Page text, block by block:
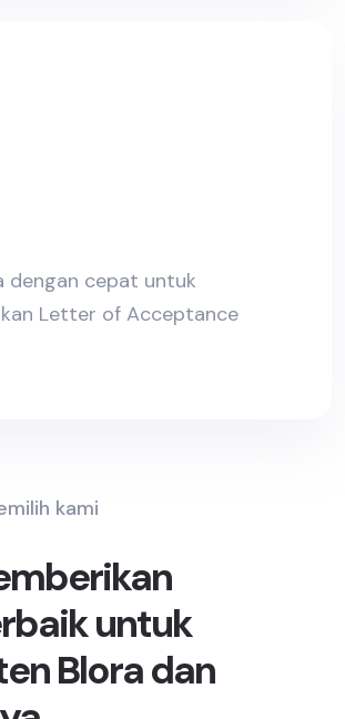
dengan cepat untuk
Letter of Acceptance
kami
untuk
Blora dan